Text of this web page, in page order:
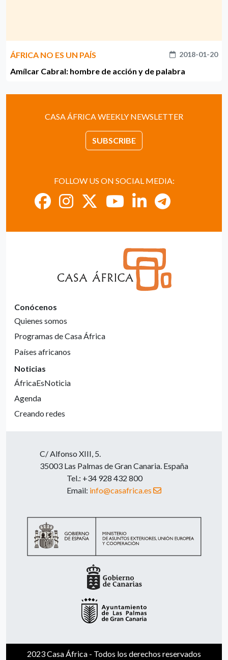
ÁFRICA NO ES UN PAÍS 2018-01-20
Amílcar Cabral: hombre de acción y de palabra
CASA ÁFRICA WEEKLY NEWSLETTER
SUBSCRIBE
FOLLOW US ON SOCIAL MEDIA:
Conócenos
Quienes somos
Programas de Casa África
Países africanos
Noticias
ÁfricaEsNoticia
Agenda
Creando redes
C/ Alfonso XIII, 5.
35003 Las Palmas de Gran Canaria. España
Tel.: +34 928 432 800
Email: info@casafrica.es
2023 Casa África - Todos los derechos reservados